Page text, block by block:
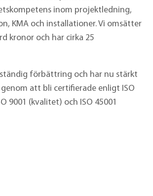
inom projektledning,
KMA och installationer. Vi omsätter
kronor och har cirka 25
förbättring och har nu stärkt
att bli certifierade enligt ISO
9001 (kvalitet) och ISO 45001